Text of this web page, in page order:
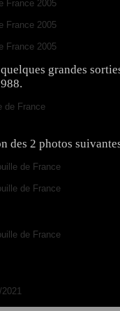
grandes
des 2 photos
2021